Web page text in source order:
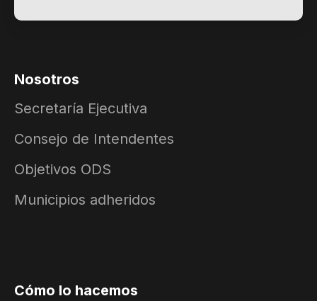
Nosotros
Secretaría Ejecutiva
Consejo de Intendentes
Objetivos ODS
Municipios adheridos
Cómo lo hacemos